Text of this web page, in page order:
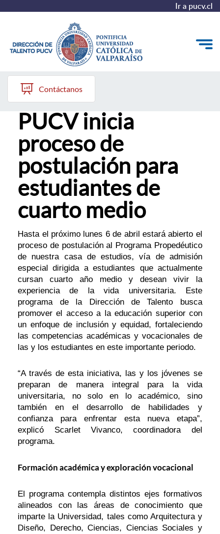
Ir a pucv.cl
Quiénes somos
Nuestros Programas
Investigación
Recursos
Contáctanos
Propedéutico
PUCV inicia
proceso de
postulación para
estudiantes de
cuarto medio
Hasta el próximo lunes 6 de abril estará abierto el
proceso de postulación al Programa Propedéutico
de nuestra casa de estudios, vía de admisión
especial dirigida a estudiantes que actualmente
cursan cuarto año medio y desean vivir la
experiencia de la vida universitaria. Este
programa de la Dirección de Talento busca
promover el acceso a la educación superior con
un enfoque de inclusión y equidad, fortaleciendo
las competencias académicas y vocacionales de
las y los estudiantes en este importante periodo.
“A través de esta iniciativa, las y los jóvenes se
preparan de manera integral para la vida
universitaria, no solo en lo académico, sino
también en el desarrollo de habilidades y
confianza para enfrentar esta nueva etapa”,
explicó Scarlet Vivanco, coordinadora del
programa.
Formación académica y exploración vocacional
El programa contempla distintos ejes formativos
alineados con las áreas de conocimiento que
imparte la Universidad, tales como Arquitectura y
Diseño, Derecho, Ciencias, Ciencias Sociales y